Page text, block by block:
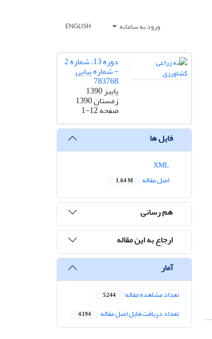
ورود به سامانه ENGLISH
دوره 13، شماره 2
- شماره پیاپی
783768
پاییز 1390
زمستان 1390
صفحه1-12
فایل ها
اصل مقاله
1.64 M
هم رسانی
ارجاع به این مقاله
آمار
تعداد مشاهده مقاله 5,244
تعداد دریافت فایل اصل مقاله 4,194